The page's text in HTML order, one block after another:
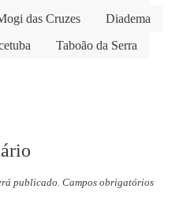
das Cruzes
Diadema
Taboão da Serra
publicado. Campos obrigatórios